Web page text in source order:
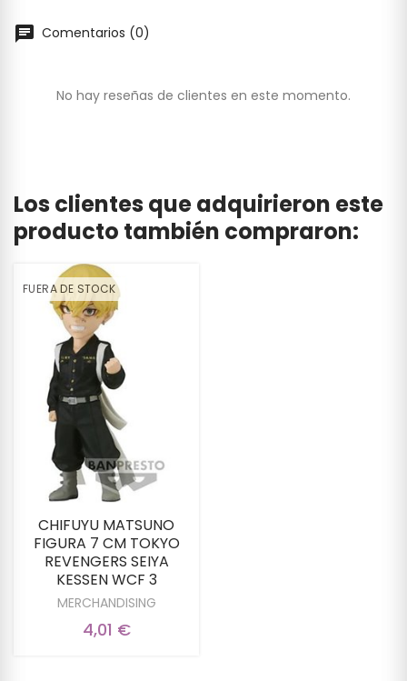
Comentarios (0)
No hay reseñas de clientes en este momento.
Los clientes que adquirieron este
producto también compraron:
FUERA DE STOCK
CHIFUYU MATSUNO
FIGURA 7 CM TOKYO
REVENGERS SEIYA
KESSEN WCF 3
MERCHANDISING
4,01 €